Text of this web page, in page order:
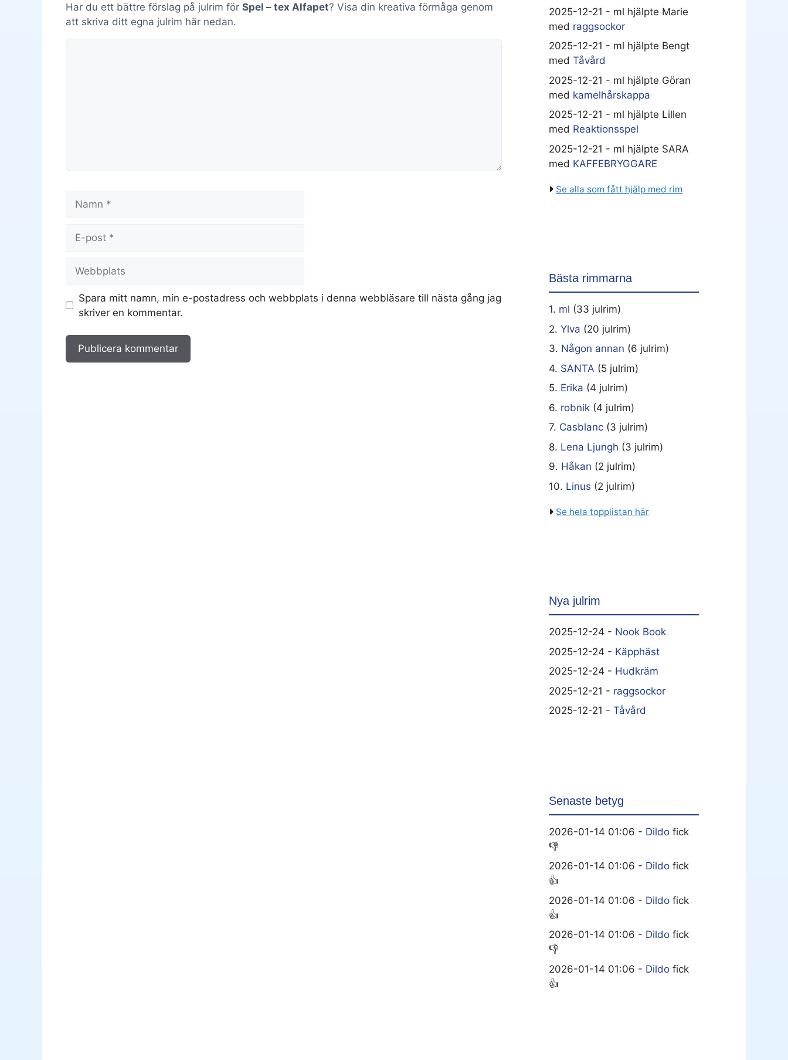
Har du ett bättre förslag på julrim för Spel – tex Alfapet? Visa din kreativa förmåga genom
att skriva ditt egna julrim här nedan.
Kommentar
post
Spara mitt namn, min e-postadress och webbplats i denna webbläsare till nästa gång jag
skriver en kommentar.
2025-12-21 - ml hjälpte Marie
med raggsockor
2025-12-21 - ml hjälpte Bengt
med Tåvård
2025-12-21 - ml hjälpte Göran
med kamelhårskappa
2025-12-21 - ml hjälpte Lillen
med Reaktionsspel
2025-12-21 - ml hjälpte SARA
med KAFFEBRYGGARE
Se alla som fått hjälp med rim
Bästa rimmarna
1. ml (33 julrim)
2. Ylva (20 julrim)
3. Någon annan (6 julrim)
4. SANTA (5 julrim)
5. Erika (4 julrim)
6. robnik (4 julrim)
7. Casblanc (3 julrim)
8. Lena Ljungh (3 julrim)
9. Håkan (2 julrim)
10. Linus (2 julrim)
Se hela topplistan här
Nya julrim
2025-12-24 - Nook Book
2025-12-24 - Käpphäst
2025-12-24 - Hudkräm
2025-12-21 - raggsockor
2025-12-21 - Tåvård
Senaste betyg
2026-01-14 01:06 - Dildo fick
👎
2026-01-14 01:06 - Dildo fick
👍
2026-01-14 01:06 - Dildo fick
👍
2026-01-14 01:06 - Dildo fick
👎
2026-01-14 01:06 - Dildo fick
👍